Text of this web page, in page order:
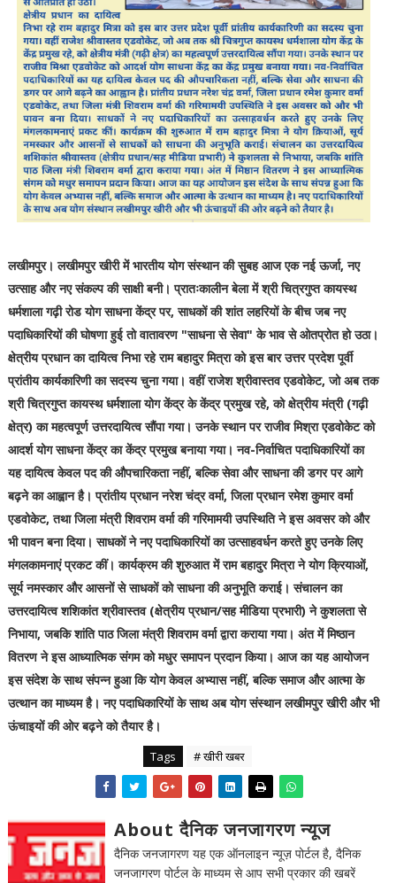
लखीमपुर। लखीमपुर खीरी में भारतीय योग संस्थान की सुबह आज एक नई ऊर्जा, नए
उत्साह और नए संकल्प की साक्षी बनी। प्रातःकालीन बेला में श्री चित्रगुप्त कायस्थ
धर्मशाला गढ़ी रोड योग साधना केंद्र पर, साधकों की शांत लहरियों के बीच जब नए
पदाधिकारियों की घोषणा हुई तो वातावरण "साधना से सेवा" के भाव से ओतप्रोत हो उठा।
क्षेत्रीय प्रधान का दायित्व निभा रहे राम बहादुर मित्रा को इस बार उत्तर प्रदेश पूर्वी
प्रांतीय कार्यकारिणी का सदस्य चुना गया। वहीं राजेश श्रीवास्तव एडवोकेट, जो अब तक
श्री चित्रगुप्त कायस्थ धर्मशाला योग केंद्र के केंद्र प्रमुख रहे, को क्षेत्रीय मंत्री (गढ़ी
क्षेत्र) का महत्वपूर्ण उत्तरदायित्व सौंपा गया। उनके स्थान पर राजीव मिश्रा एडवोकेट को
आदर्श योग साधना केंद्र का केंद्र प्रमुख बनाया गया। नव-निर्वाचित पदाधिकारियों का
यह दायित्व केवल पद की औपचारिकता नहीं, बल्कि सेवा और साधना की डगर पर आगे
बढ़ने का आह्वान है। प्रांतीय प्रधान नरेश चंद्र वर्मा, जिला प्रधान रमेश कुमार वर्मा
एडवोकेट, तथा जिला मंत्री शिवराम वर्मा की गरिमामयी उपस्थिति ने इस अवसर को और
भी पावन बना दिया। साधकों ने नए पदाधिकारियों का उत्साहवर्धन करते हुए उनके लिए
मंगलकामनाएं प्रकट कीं। कार्यक्रम की शुरुआत में राम बहादुर मित्रा ने योग क्रियाओं,
सूर्य नमस्कार और आसनों से साधकों को साधना की अनुभूति कराई। संचालन का
उत्तरदायित्व शशिकांत श्रीवास्तव (क्षेत्रीय प्रधान/सह मीडिया प्रभारी) ने कुशलता से
निभाया, जबकि शांति पाठ जिला मंत्री शिवराम वर्मा द्वारा कराया गया। अंत में मिष्ठान
वितरण ने इस आध्यात्मिक संगम को मधुर समापन प्रदान किया। आज का यह आयोजन
इस संदेश के साथ संपन्न हुआ कि योग केवल अभ्यास नहीं, बल्कि समाज और आत्मा के
उत्थान का माध्यम है। नए पदाधिकारियों के साथ अब योग संस्थान लखीमपुर खीरी और भी
ऊंचाइयों की ओर बढ़ने को तैयार है।
Tags # खीरी खबर
About दैनिक जनजागरण न्यूज
दैनिक जनजागरण यह एक ऑनलाइन न्यूज़ पोर्टल है, दैनिक
जनजागरण पोर्टल के माध्यम से आप सभी प्रकार की खबरें